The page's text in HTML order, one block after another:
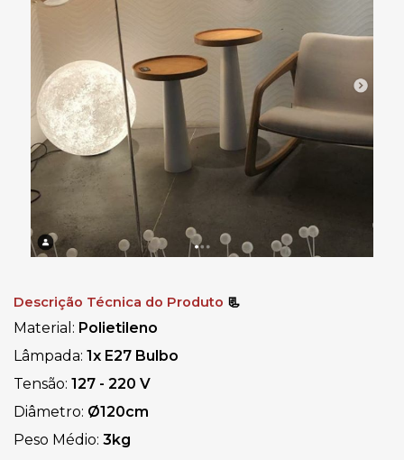
Descrição Técnica do Produto 📃
Material: Polietileno
Lâmpada: 1x E27 Bulbo
Tensão: 127 - 220 V
Diâmetro: Ø120cm
Peso Médio: 3kg